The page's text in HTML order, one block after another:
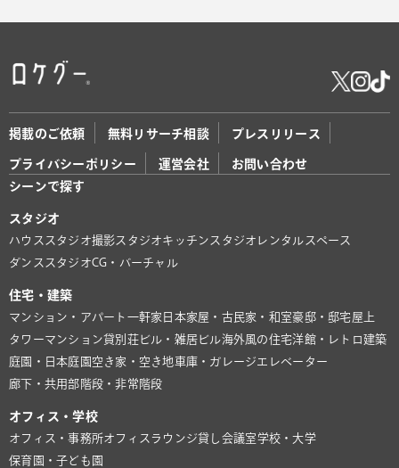
掲載のご依頼 無料リサーチ相談 プレスリリース
プライバシーポリシー 運営会社
お問い合わせ
シーンで探す
スタジオ
ハウススタジオ撮影スタジオキッチンスタジオ レンタルスペース
ダンススタジオCG・バーチャル
住宅・建築
マンション・アパート 一軒家 日本家屋・古民家・和室豪邸・邸宅屋上
タワーマンション貸別荘ビル・雑居ビル海外風の住宅洋館・レトロ建築
庭園・日本庭園 空き家・空き地 車庫・ガレージ エレベーター
廊下・共用部 階段・非常階段
オフィス・学校
オフィス・事務所オフィスラウンジ貸し会議室学校・大学
保育園・子ども園